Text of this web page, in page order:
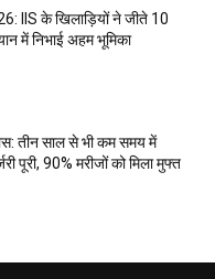
IIS के खिलाड़ियों ने जीते 10
में निभाई अहम भूमिका
तीन साल से भी कम समय में
पूरी, 90% मरीजों को मिला मुफ्त